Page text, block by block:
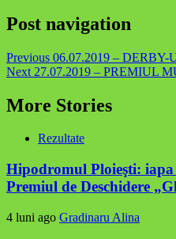
Post navigation
Previous 06.07.2019 – DERBY-
Next 27.07.2019 – PREMIUL
More Stories
Rezultate
Hipodromul Ploieşti:
Premiul de Deschidere
4 luni ago Gradinaru Alina